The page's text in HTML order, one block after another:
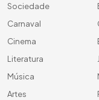
Sociedade
Carnaval
Cinema
Literatura
Música
Artes